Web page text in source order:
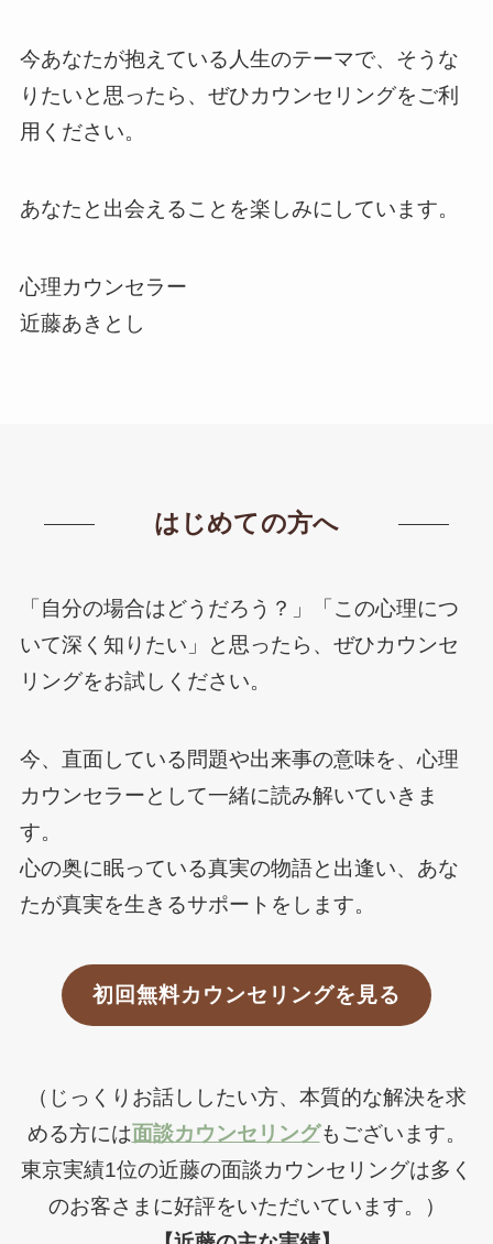
今あなたが抱えている人生のテーマで、そうな
りたいと思ったら、ぜひカウンセリングをご利
用ください。
あなたと出会えることを楽しみにしています。
心理カウンセラー
近藤あきとし
はじめての方へ
「自分の場合はどうだろう？」「この心理につ
いて深く知りたい」と思ったら、ぜひカウンセ
リングをお試しください。
今、直面している問題や出来事の意味を、心理
カウンセラーとして一緒に読み解いていきま
す。
心の奥に眠っている真実の物語と出逢い、あな
たが真実を生きるサポートをします。
初回無料カウンセリングを見る
（じっくりお話ししたい方、本質的な解決を求
める方には面談カウンセリングもございます。
東京実績1位の近藤の面談カウンセリングは多く
のお客さまに好評をいただいています。）